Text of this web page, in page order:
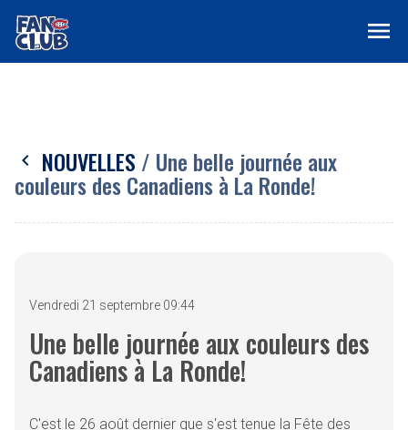
menu
chevron_left NOUVELLES / Une belle journée aux
couleurs des Canadiens à La Ronde!
Vendredi 21 septembre 09:44
Une belle journée aux couleurs des
Canadiens à La Ronde!
C'est le 26 août dernier que s'est tenue la Fête des